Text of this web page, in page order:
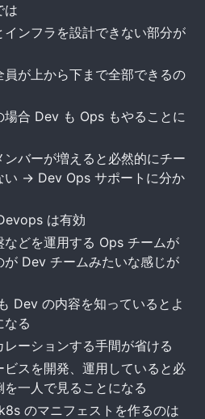
は
インフラを設計できない部分が
員が上から下まで全部できるの
場合 Dev も Ops もやることに
バーが増えると必然的にチー
い -> Dev Ops サポートに分か
は有効
などを運用する Ops チームが
が Dev チームみたいな感じが
Dev の内容を知っているとよ
なる
ーションする手間が省ける
スを開発、運用していると必
一人で見ることになる
のマニフェストを作るのは